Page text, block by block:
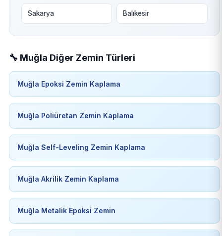
Sakarya Balıkesir
🔧 Muğla Diğer Zemin Türleri
Muğla Epoksi Zemin Kaplama
Muğla Poliüretan Zemin Kaplama
Muğla Self-Leveling Zemin Kaplama
Muğla Akrilik Zemin Kaplama
Muğla Metalik Epoksi Zemin